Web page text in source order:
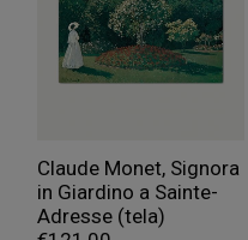
Claude Monet, Signora
in Giardino a Sainte-
Adresse (tela)